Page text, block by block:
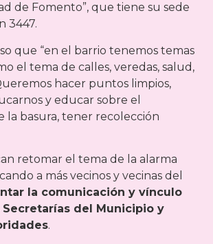
de Fomento”, que tiene su sede
3447.
que “en el barrio tenemos temas
el tema de calles, veredas, salud,
hacer puntos limpios,
y educar sobre el
la basura, tener recolección
retomar el tema de la alarma
a más vecinos y vecinas del
la comunicación y vínculo
del Municipio y
.